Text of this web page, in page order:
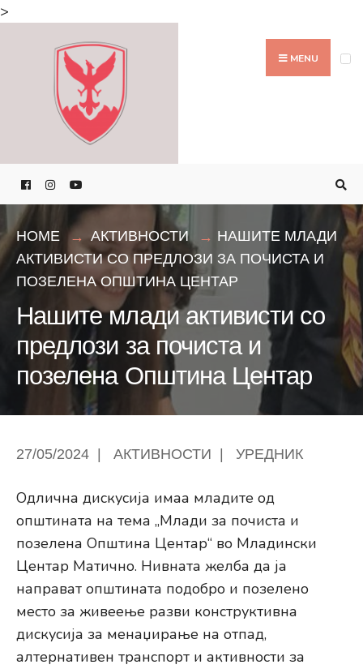
>
MENU
HOME АКТИВНОСТИ
НАШИТЕ МЛАДИ
АКТИВИСТИ СО ПРЕДЛОЗИ ЗА ПОЧИСТА И
ПОЗЕЛЕНА ОПШТИНА ЦЕНТАР
Нашите млади активисти со
предлози за почиста и
позелена Општина Центар
27/05/2024 АКТИВНОСТИ УРЕДНИК
Одлична дискусија имаа младите од
општината на тема „Млади за почиста и
позелена Општина Центар“ во Младински
Центар Матично. Нивната желба да ја
направат општината подобро и позелено
место за живеење разви конструктивна
дискусија за менаџирање на отпад,
алтернативен транспорт и активности за